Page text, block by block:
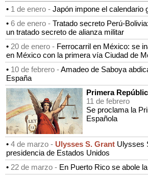
• 1 de enero - Japón impone el calendario
• 6 de enero - Tratado secreto Perú-
un tratado secreto de alianza militar
• 20 de enero - Ferrocarril en México: se
en México con la primera vía Ciudad de
• 10 de febrero -Amadeo de Saboya
España
Primera
11 de febrero
Se proclama la
Española
• 4 de marzo - Ulysses S. Grant Ulysses
presidencia de Estados Unidos
• 22 de marzo - En Puerto Rico se abole